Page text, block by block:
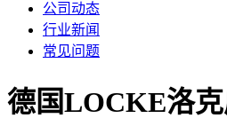
公司动态
行业新闻
常见问题
德国LOCKE洛